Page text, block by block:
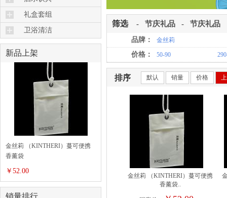
计量包装
食品加工
计量包装
日杂工具
照明灯具
风扇电暖
桌椅橱柜
坐垫床垫
保温杯壶
酒具
咖啡具
茶具水壶
饮品加工
礼盒套组
厨具套组
卫浴清洁
美齿美须
美甲美发
美容香薰
吸尘清扫
熨烫收纳
洗涤护理品
去污工具
毛巾浴巾
卫浴用具
新品上架
金丝莉 （KINTHERI）蔓可便携
香薰袋
￥52.00
销量排行
筛选 - 节庆礼品 - 节庆礼品
品牌： 金丝莉
价格： 50-90
排序 默认 销量 价格
金丝莉 （KINTHERI）蔓可便携
香薰袋..